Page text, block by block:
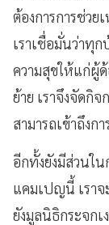
ต้องการการช่วย
เราเชื่อมั่นว่าทุ
ความสุขให้แก่ผู้
ย้าย เราจึงจัดกิ
สามารถเข้าถึงก
อีกทั้งยังมีส่วนใ
แคมเปญนี้ เราจ
ยังมูลนิธิกระจก